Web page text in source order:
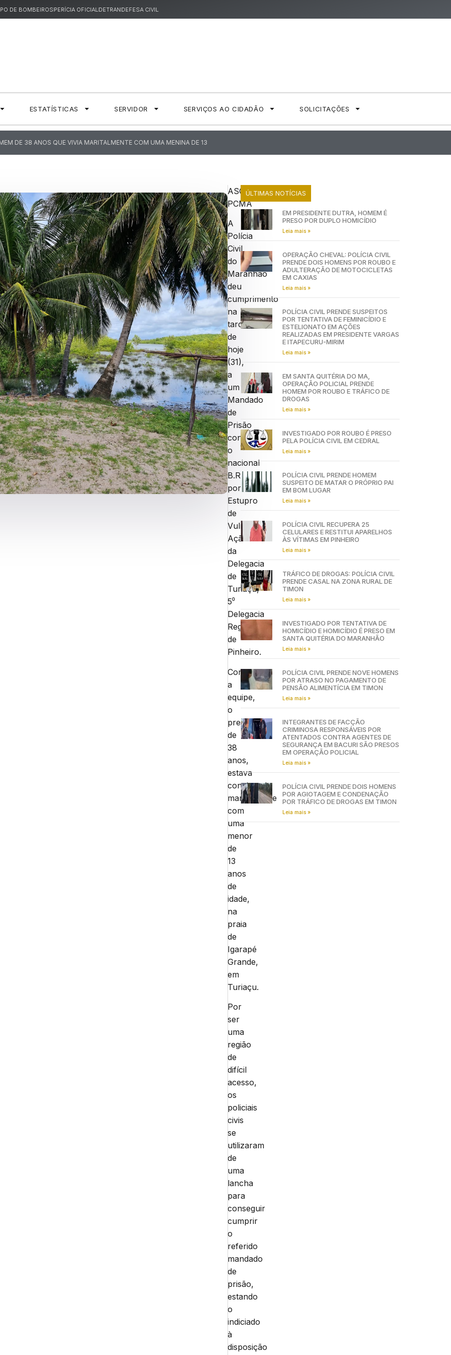
DE BOMBEIROSPERÍCIA OFICIALDETRANDEFESA CIVIL
ESTATÍSTICAS SERVIDOR SERVIÇOS AO CIDADÃO SOLICITAÇÕES
DE 38 ANOS QUE VIVIA MARITALMENTE COM UMA MENINA DE 13
ASCOM
PCMA
A
Polícia
Civil
do
Maranhão
deu
cumprimento
na
tarde
de
hoje
(31),
a
um
Mandado
de
Prisão
contra
o
nacional
B.R.F.
por
Estupro
de
Vulnerável.
Ação
da
Delegacia
de
Turiaçu,
5⁰
Delegacia
Regional
de
Pinheiro.
Conforme
a
equipe,
o
preso,
de
38
anos,
estava
convivendo
maritalmente
com
uma
menor
de
13
anos
de
idade,
na
praia
de
Igarapé
Grande,
em
Turiaçu.
Por
ser
uma
região
de
difícil
acesso,
os
policiais
civis
se
utilizaram
de
uma
lancha
para
conseguir
cumprir
o
referido
mandado
de
prisão,
estando
o
indiciado
à
disposição
ÚLTIMAS NOTÍCIAS
EM PRESIDENTE DUTRA, HOMEM É
PRESO POR DUPLO HOMICÍDIO
Leia mais »
OPERAÇÃO CHEVAL: POLÍCIA CIVIL
PRENDE DOIS HOMENS POR ROUBO E
ADULTERAÇÃO DE MOTOCICLETAS
EM CAXIAS
Leia mais »
POLÍCIA CIVIL PRENDE SUSPEITOS
POR TENTATIVA DE FEMINICÍDIO E
ESTELIONATO EM AÇÕES
REALIZADAS EM PRESIDENTE VARGAS
E ITAPECURU-MIRIM
Leia mais »
EM SANTA QUITÉRIA DO MA,
OPERAÇÃO POLICIAL PRENDE
HOMEM POR ROUBO E TRÁFICO DE
DROGAS
Leia mais »
INVESTIGADO POR ROUBO É PRESO
PELA POLÍCIA CIVIL EM CEDRAL
Leia mais »
POLÍCIA CIVIL PRENDE HOMEM
SUSPEITO DE MATAR O PRÓPRIO PAI
EM BOM LUGAR
Leia mais »
POLÍCIA CIVIL RECUPERA 25
CELULARES E RESTITUI APARELHOS
ÀS VÍTIMAS EM PINHEIRO
Leia mais »
TRÁFICO DE DROGAS: POLÍCIA CIVIL
PRENDE CASAL NA ZONA RURAL DE
TIMON
Leia mais »
INVESTIGADO POR TENTATIVA DE
HOMICÍDIO E HOMICÍDIO É PRESO EM
SANTA QUITÉRIA DO MARANHÃO
Leia mais »
POLÍCIA CIVIL PRENDE NOVE HOMENS
POR ATRASO NO PAGAMENTO DE
PENSÃO ALIMENTÍCIA EM TIMON
Leia mais »
INTEGRANTES DE FACÇÃO
CRIMINOSA RESPONSÁVEIS POR
ATENTADOS CONTRA AGENTES DE
SEGURANÇA EM BACURI SÃO PRESOS
EM OPERAÇÃO POLICIAL
Leia mais »
POLÍCIA CIVIL PRENDE DOIS HOMENS
POR AGIOTAGEM E CONDENAÇÃO
POR TRÁFICO DE DROGAS EM TIMON
Leia mais »